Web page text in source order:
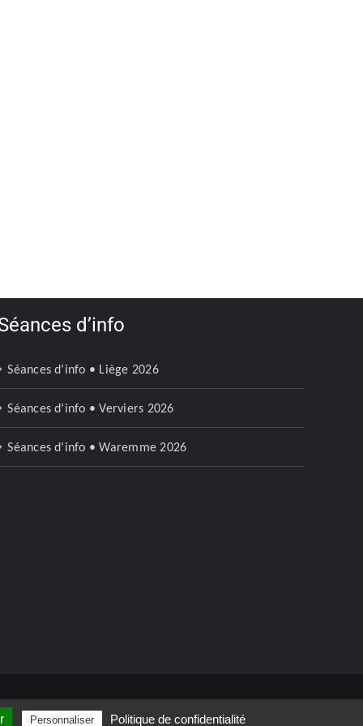
d’info
Séances d’info • Liège 2026
Séances d’info • Verviers 2026
Séances d’info • Waremme 2026
Personnaliser Politique de confidentialité